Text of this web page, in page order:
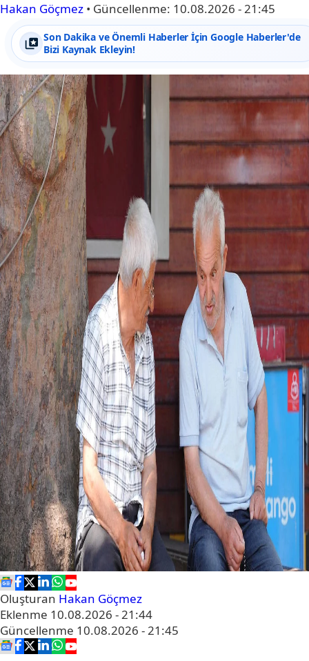
Hakan Göçmez • Güncellenme: 10.08.2026 - 21:45
Son Dakika ve Önemli Haberler İçin Google Haberler'de
Bizi Kaynak Ekleyin!
Oluşturan Hakan Göçmez
Eklenme 10.08.2026 - 21:44
Güncellenme 10.08.2026 - 21:45